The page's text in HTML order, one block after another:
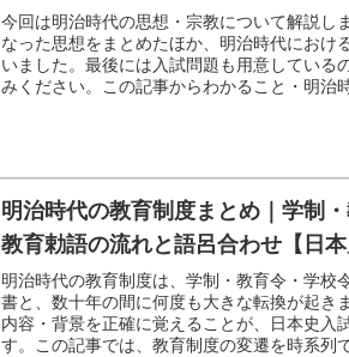
今回は明治時代の思想・宗教について解説し
なった思想をまとめたほか、明治時代におけ
いました。最後には入試問題も用意している
みください。この記事からわかること・明治
明治時代の教育制度まとめ｜学制
教育勅語の流れと語呂合わせ【日本
明治時代の教育制度は、学制・教育令・学校
書と、数十年の間に何度も大きな転換が起き
内容・背景を正確に覚えることが、日本史入
す。この記事では、教育制度の変遷を時系列